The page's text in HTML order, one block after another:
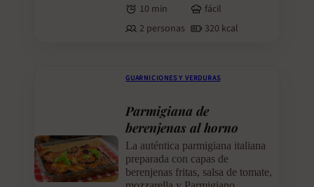
10 min
fácil
2 personas
320 kcal
GUARNICIONES Y VERDURAS
Parmigiana de
berenjenas al horno
La auténtica parmigiana italiana
preparada con capas de
berenjenas fritas, salsa de tomate,